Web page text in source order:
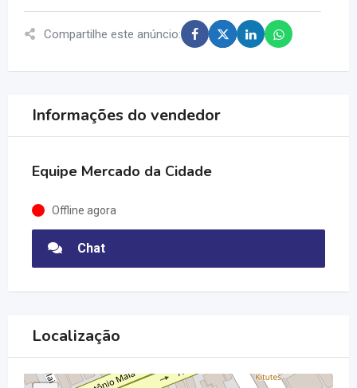
Compartilhe este anúncio:
Informações do vendedor
Equipe Mercado da Cidade
Offline agora
Chat
Localização